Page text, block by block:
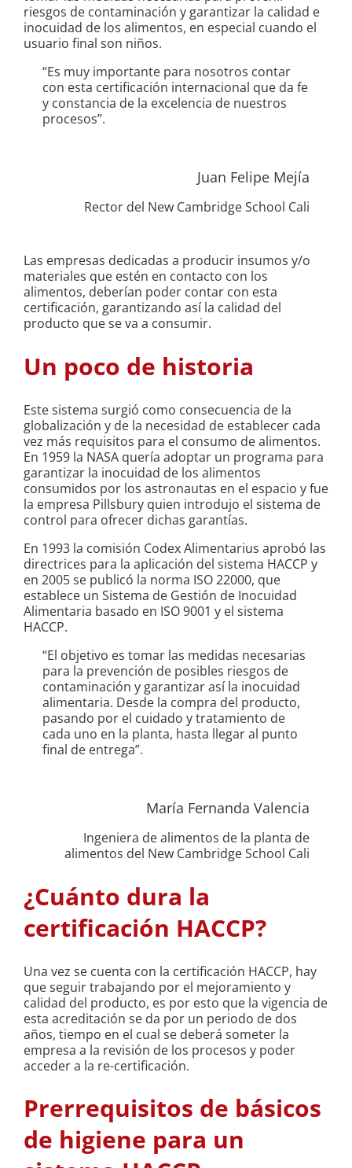
riesgos de contaminación y garantizar la calidad e
inocuidad de los alimentos, en especial cuando el
usuario final son niños.
“Es muy importante para nosotros contar
con esta certificación internacional que da fe
y constancia de la excelencia de nuestros
procesos”.
Juan Felipe Mejía
Rector del New Cambridge School Cali
Las empresas dedicadas a producir insumos y/o
materiales que estén en contacto con los
alimentos, deberían poder contar con esta
certificación, garantizando así la calidad del
producto que se va a consumir.
Un poco de historia
Este sistema surgió como consecuencia de la
globalización y de la necesidad de establecer cada
vez más requisitos para el consumo de alimentos.
En 1959 la NASA quería adoptar un programa para
garantizar la inocuidad de los alimentos
consumidos por los astronautas en el espacio y fue
la empresa Pillsbury quien introdujo el sistema de
control para ofrecer dichas garantías.
En 1993 la comisión Codex Alimentarius aprobó las
directrices para la aplicación del sistema HACCP y
en 2005 se publicó la norma ISO 22000, que
establece un Sistema de Gestión de Inocuidad
Alimentaria basado en ISO 9001 y el sistema
HACCP.
“El objetivo es tomar las medidas necesarias
para la prevención de posibles riesgos de
contaminación y garantizar así la inocuidad
alimentaria. Desde la compra del producto,
pasando por el cuidado y tratamiento de
cada uno en la planta, hasta llegar al punto
final de entrega”.
María Fernanda Valencia
Ingeniera de alimentos de la planta de
alimentos del New Cambridge School Cali
¿Cuánto dura la
certificación HACCP?
Una vez se cuenta con la certificación HACCP, hay
que seguir trabajando por el mejoramiento y
calidad del producto, es por esto que la vigencia de
esta acreditación se da por un periodo de dos
años, tiempo en el cual se deberá someter la
empresa a la revisión de los procesos y poder
acceder a la re-certificación.
Prerrequisitos de básicos
de higiene para un